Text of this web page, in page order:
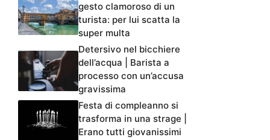
gesto clamoroso di un
turista: per lui scatta la
super multa
Detersivo nel bicchiere
dell’acqua | Barista a
processo con un’accusa
gravissima
Festa di compleanno si
trasforma in una strage |
Erano tutti giovanissimi